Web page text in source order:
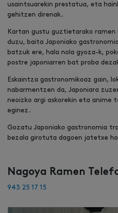
usaintsuarekin prestatua, eta
gehitzen direnak.
Kartan gustu guztietarako ramen
duzu, baita Japoniako
batzuk ere, hala nola gyoza-k,
postre japoniarren bat proba
Eskaintza gastronomikoaz gain,
nabarmentzen da, Japoniara
neoizko argi askorekin eta anime
eginez.
Gozatu Japoniako gastronomia
bezala girotuta dagoen jatetxe
Nagoya Ramen
943 25 17 15